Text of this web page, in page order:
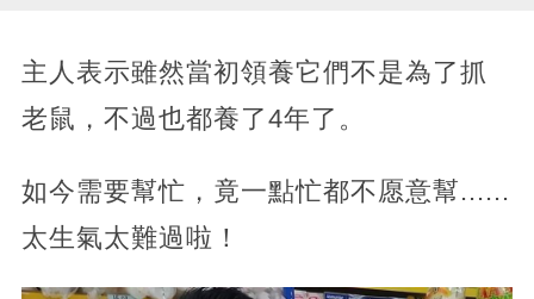
主人表示雖然當初領養它們不是為了抓
老鼠，不過也都養了4年了。
如今需要幫忙，竟一點忙都不愿意幫......
太生氣太難過啦！